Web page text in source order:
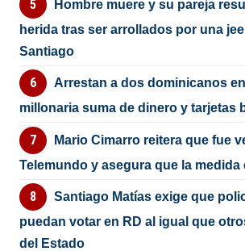
Hombre muere y su pareja
herida tras ser arrollados por una
Santiago
Arrestan a dos dominicanos
millonaria suma de dinero y tarjetas
Mario Cimarro reitera que fue
Telemundo y asegura que la medida
Santiago Matías exige que
puedan votar en RD al igual que
del Estado